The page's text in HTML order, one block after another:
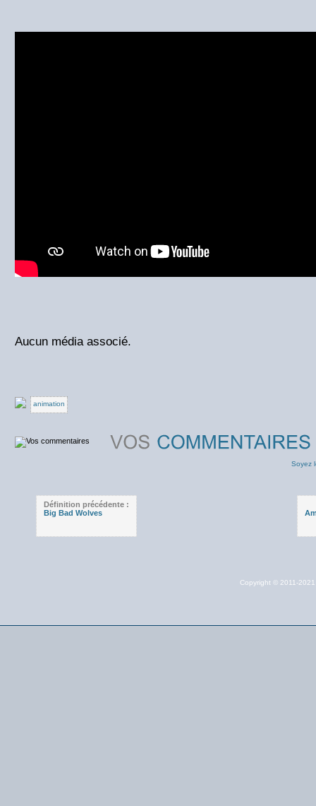
Aucun média associé.
animation
Soyez
Définition précédente :
Big Bad Wolves
Copyright © 2011-